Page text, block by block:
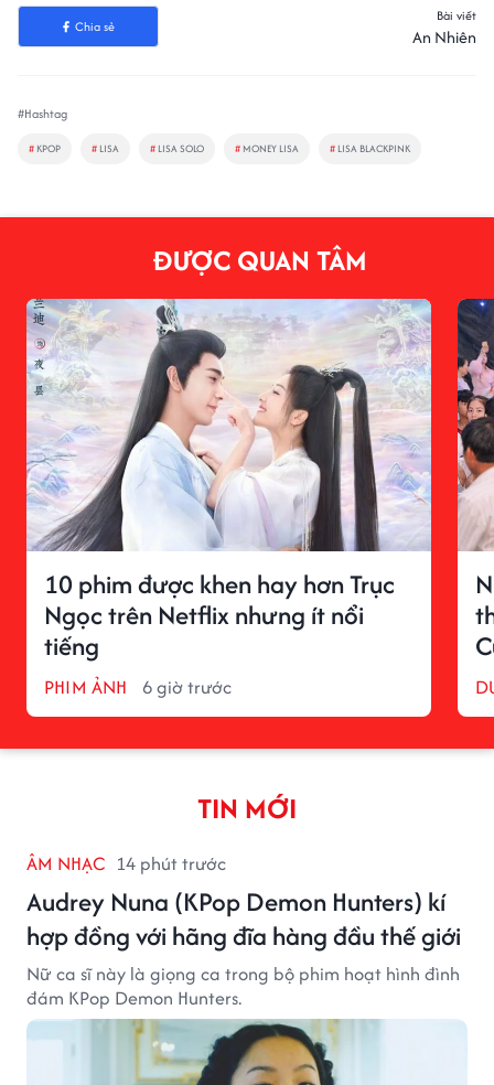
Chia sẻ
Bài viết
An Nhiên
#Hashtag
# KPOP # LISA # LISA SOLO # MONEY LISA # LISA BLACKPINK
ĐƯỢC QUAN TÂM
10 phim được khen hay hơn Trục
Ngọc trên Netflix nhưng ít nổi
tiếng
PHIM ẢNH 6 giờ trước
TIN MỚI
ÂM NHẠC 14 phút trước
Audrey Nuna (KPop Demon Hunters) kí
hợp đồng với hãng đĩa hàng đầu thế giới
Nữ ca sĩ này là giọng ca trong bộ phim hoạt hình đình
đám KPop Demon Hunters.